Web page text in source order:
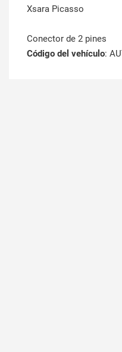
Xsara Picasso
Conector de 2 pines
Código del vehículo: